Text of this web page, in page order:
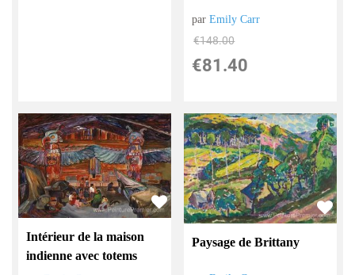
parEmily Carr
€148.00
€81.40
Intérieur de la maison
indienne avec totems
Paysage de Brittany